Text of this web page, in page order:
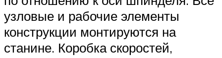
узловые и рабочие элементы
конструкции монтируются на
станине. Коробка скоростей,